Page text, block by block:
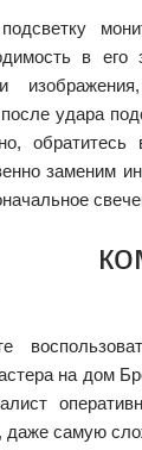
в его
удара
заменим
на дом
самую